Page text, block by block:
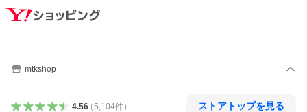
mtkshop
4.56（5,104件） ストアトップを見る